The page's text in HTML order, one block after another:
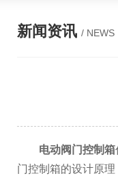
新闻资讯 / NEWS
电动阀门控制箱
门控制箱的设计原